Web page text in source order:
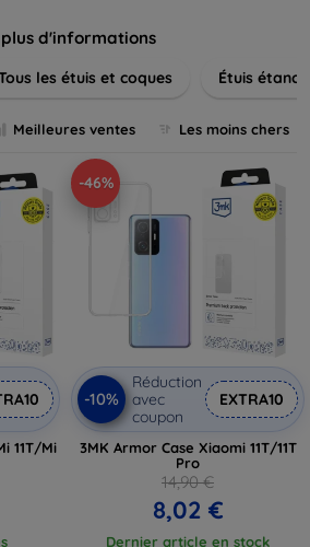
et minimalistes aux designs
y compris le cuir, le silicone, et
style tout en assurant la
plus d'informations
les étuis et coques Étuis
Meilleures ventes Les moins chers
11T/Mi
-46%
-10%
Réduction
avec
coupon
EXTRA10
3MK Armor Case Xiaomi 11T/11T
Pro
14,90 €
8,02 €
Dernier article en stock